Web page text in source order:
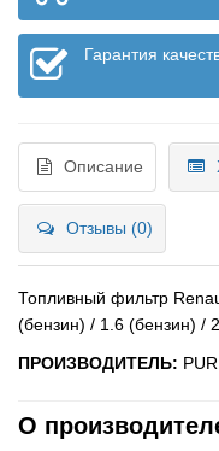
Гарантия
Описание
Отзывы (0)
Топливный фильтр
(бензин) / 1.6 (бензин) /
ПРОИЗВОДИТЕЛЬ:
О